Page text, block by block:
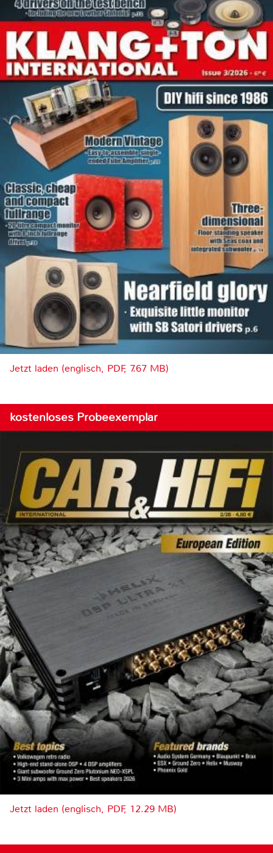
Jetzt laden (englisch, PDF, 7.67 MB)
kostenloses Probeexemplar
Jetzt laden (englisch, PDF, 12.29 MB)